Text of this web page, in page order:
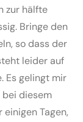
zur hälfte
Bringe den
so dass der
leider auf
Es gelingt mir
diesem
Tagen,